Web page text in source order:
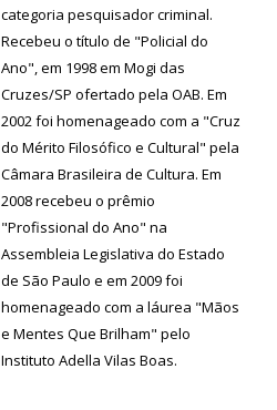
categoria pesquisador criminal.
Recebeu o título de "Policial do
Ano", em 1998 em Mogi das
Cruzes/SP ofertado pela OAB. Em
2002 foi homenageado com a "Cruz
do Mérito Filosófico e Cultural" pela
Câmara Brasileira de Cultura. Em
2008 recebeu o prêmio
"Profissional do Ano" na
Assembleia Legislativa do Estado
de São Paulo e em 2009 foi
homenageado com a láurea "Mãos
e Mentes Que Brilham" pelo
Instituto Adella Vilas Boas.